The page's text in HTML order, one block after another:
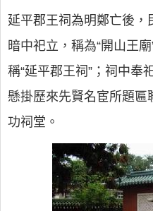
延平郡王祠為明鄭亡後，
暗中祀立，稱為“開山王廟
稱“延平郡王祠”；祠中奉
懸掛歷來先賢名宦所題匾
功祠堂。